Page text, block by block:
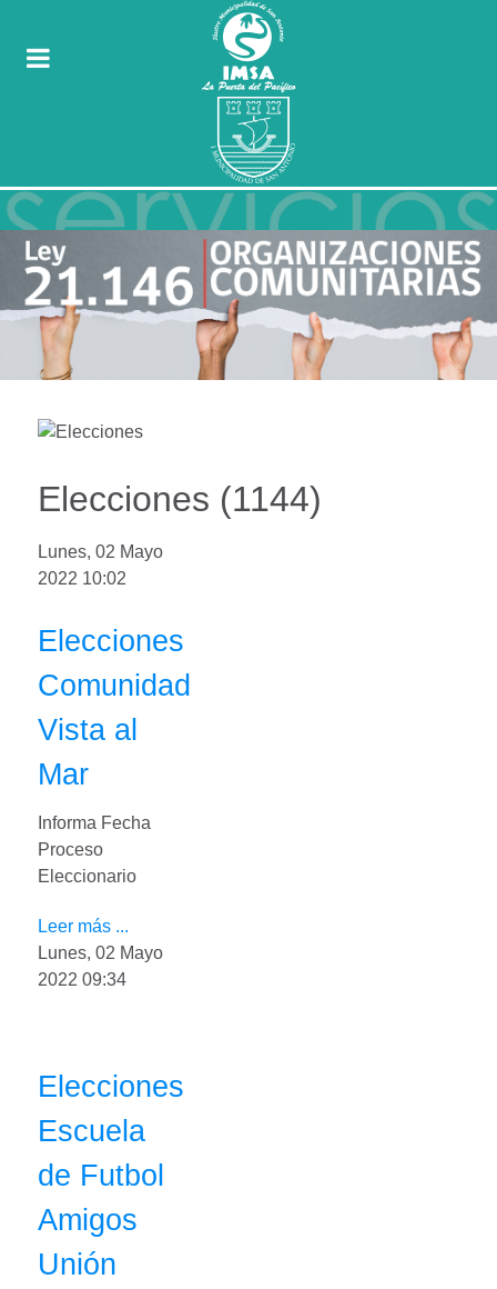
Elecciones (1144)
Lunes, 02 Mayo
2022 10:02
Elecciones
Comunidad
Vista al
Mar
Informa Fecha
Proceso
Eleccionario
Leer más ...
Lunes, 02 Mayo
2022 09:34
Elecciones
Escuela
de Futbol
Amigos
Unión